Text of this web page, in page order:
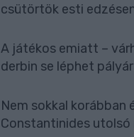
csütörtök esti
A játékos emiatt –
derbin se léphet
Nem sokkal korábban
Constantinides utolsó